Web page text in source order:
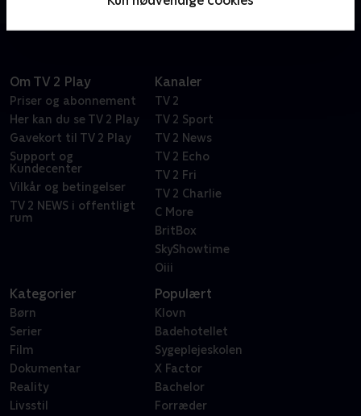
Om TV 2 Play
Priser og abonnement
Her kan du se TV 2 Play
Gavekort til TV 2 Play
Support og
Kundecenter
Vilkår og betingelser
TV 2 NEWS i offentligt
rum
Kanaler
TV 2
TV 2 Sport
TV 2 News
TV 2 Echo
TV 2 Fri
TV 2 Charlie
C More
BritBox
SkyShowtime
Oiii
Kategorier
Børn
Serier
Film
Dokumentar
Reality
Livsstil
Populært
Klovn
Badehotellet
Sygeplejeskolen
X Factor
Bachelor
Forræder